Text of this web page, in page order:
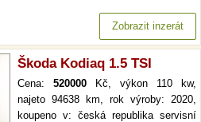
Zobrazit inzerát
Škoda Kodiaq 1.5 TSI
Cena: 520000 Kč, výkon 110 kw,
najeto 94638 km, rok výroby: 2020,
koupeno v: česká republika servisní